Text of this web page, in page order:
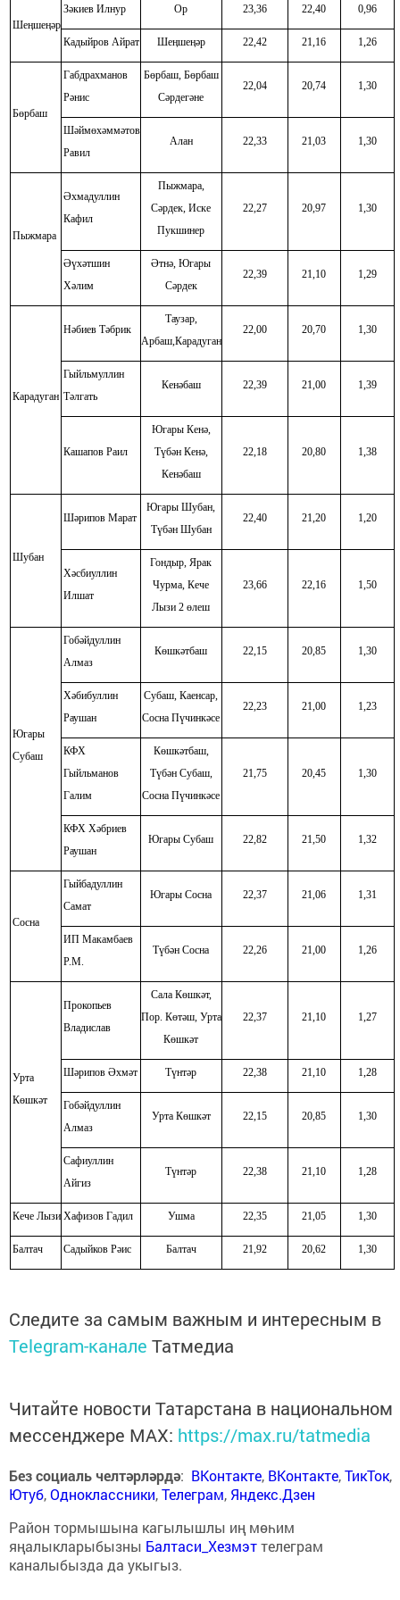
Шеӊшеӊәр
Зәкиев Илнур Ор 23,36 22,40 0,96
Кадыйров Айрат Шеӊшеӊәр 22,42 21,16 1,26
Бөрбаш
Габдрахманов
Рәнис
Бөрбаш, Бөрбаш
Сәрдегәне
22,04 20,74 1,30
Шәймөхәммәтов
Равил
Алан 22,33 21,03 1,30
Пыжмара
Әхмадуллин
Кафил
Пыжмара,
Сәрдек, Иске
Пукшинер
22,27 20,97 1,30
Әүхәтшин
Хәлим
Әтнә, Югары
Сәрдек
22,39 21,10 1,29
Карадуган
Нәбиев Тәбрик
Таузар,
Арбаш,Карадуган
22,00 20,70 1,30
Гыйльмуллин
Тәлгать
Кенәбаш 22,39 21,00 1,39
Кашапов Раил
Югары Кенә,
Түбән Кенә,
Кенәбаш
22,18 20,80 1,38
Шубан
Шәрипов Марат
Югары Шубан,
Түбән Шубан
22,40 21,20 1,20
Хәсбиуллин
Илшат
Гондыр, Ярак
Чурма, Кече
Лызи 2 өлеш
23,66 22,16 1,50
Югары
Субаш
Гобәйдуллин
Алмаз
Көшкәтбаш 22,15 20,85 1,30
Хәбибуллин
Раушан
Субаш, Каенсар,
Сосна Пүчинкәсе
22,23 21,00 1,23
КФХ
Гыйльманов
Галим
Көшкәтбаш,
Түбән Субаш,
Сосна Пүчинкәсе
21,75 20,45 1,30
КФХ Хәбриев
Раушан
Югары Субаш 22,82 21,50 1,32
Сосна
Гыйбадуллин
Самат
Югары Сосна 22,37 21,06 1,31
ИП Макамбаев
Р.М.
Түбән Сосна 22,26 21,00 1,26
Урта
Көшкәт
Прокопьев
Владислав
Сала Көшкәт,
Пор. Көтәш, Урта
Көшкәт
22,37 21,10 1,27
Шәрипов Әхмәт Түнтәр 22,38 21,10 1,28
Гобәйдуллин
Алмаз
Урта Көшкәт 22,15 20,85 1,30
Сафиуллин
Айгиз
Түнтәр 22,38 21,10 1,28
Кече Лызи Хафизов Гадил Ушма 22,35 21,05 1,30
Балтач Садыйков Рәис Балтач 21,92 20,62 1,30
Следите за самым важным и интересным в
Telegram-канале Татмедиа
Читайте новости Татарстана в национальном
мессенджере MАХ: https://max.ru/tatmedia
Без социаль челтәрләрдә: ВКонтакте, ВКонтакте,ТикТок,
Ютуб,Одноклассники,Телеграм, Яндекс.Дзен
Район тормышына кагылышлы иң мөһим
яңалыкларыбызны Балтаси_Хезмэттелеграм
каналыбызда да укыгыз.